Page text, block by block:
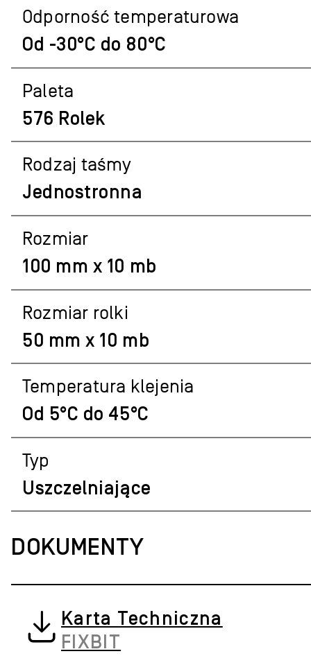
Odporność temperaturowa
Od -30°C do 80°C
Paleta
576 Rolek
Rodzaj taśmy
Jednostronna
Rozmiar
100 mm x 10 mb
Rozmiar rolki
50 mm x 10 mb
Temperatura klejenia
Od 5°C do 45°C
Typ
Uszczelniające
DOKUMENTY
Karta Techniczna
FIXBIT